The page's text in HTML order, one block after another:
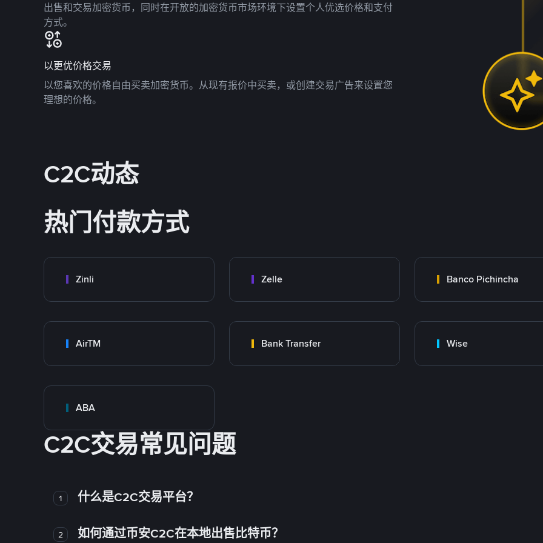
出售和交易加密货币，同时在开放的加密货币市场环境下设置个人优选价格和支付
方式。
以更优价格交易
以您喜欢的价格自由买卖加密货币。从现有报价中买卖，或创建交易广告来设置您
理想的价格。
C2C动态
热门付款方式
Zinli Zelle Banco Pichincha
AirTM Bank Transfer Wise
ABA
C2C交易常见问题
1 什么是C2C交易平台？
2 如何通过币安C2C在本地出售比特币？